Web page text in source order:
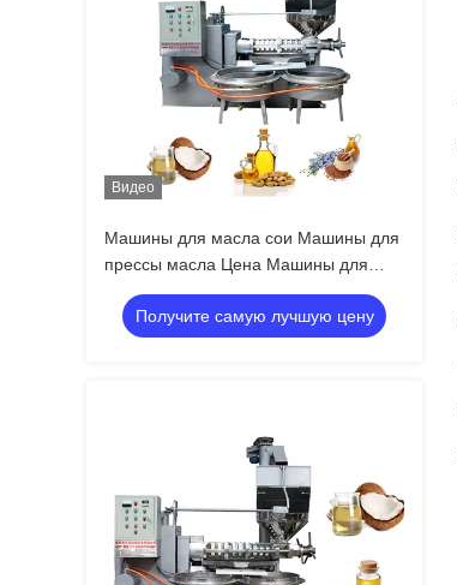
Видео
Машины для масла сои Машины для
прессы масла Цена Машины для
масла арахисового канолы С 380В
Получите самую лучшую цену